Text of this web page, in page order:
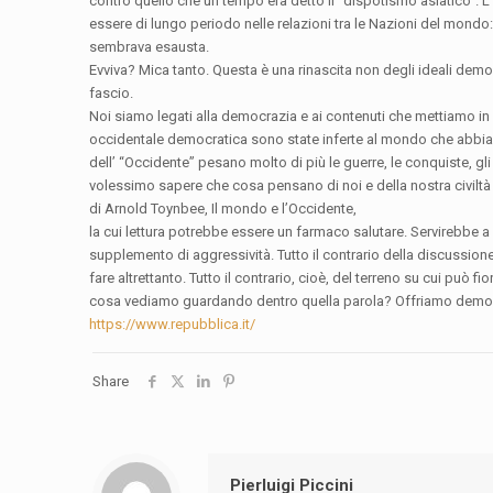
essere di lungo periodo nelle relazioni tra le Nazioni del
sembrava esausta.
Evviva? Mica tanto. Questa è una rinascita non degli ideali
fascio.
Noi siamo legati alla democrazia e ai contenuti che mettiamo
occidentale democratica sono state inferte al mondo che
dell’ “Occidente” pesano molto di più le guerre, le conquiste,
volessimo sapere che cosa pensano di noi e della nostra
di Arnold Toynbee, Il mondo e l’Occidente,
la cui lettura potrebbe essere un farmaco salutare.
supplemento di aggressività. Tutto il contrario della
fare altrettanto. Tutto il contrario, cioè, del terreno su cui può
cosa vediamo guardando dentro quella parola? Offriamo
https://www.repubblica.it/
Share
Pierluigi Piccini